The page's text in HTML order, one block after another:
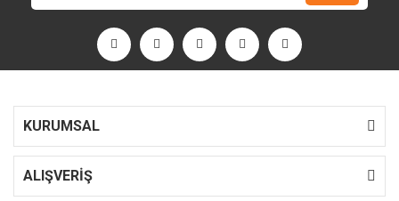
KURUMSAL
ALIŞVERİŞ